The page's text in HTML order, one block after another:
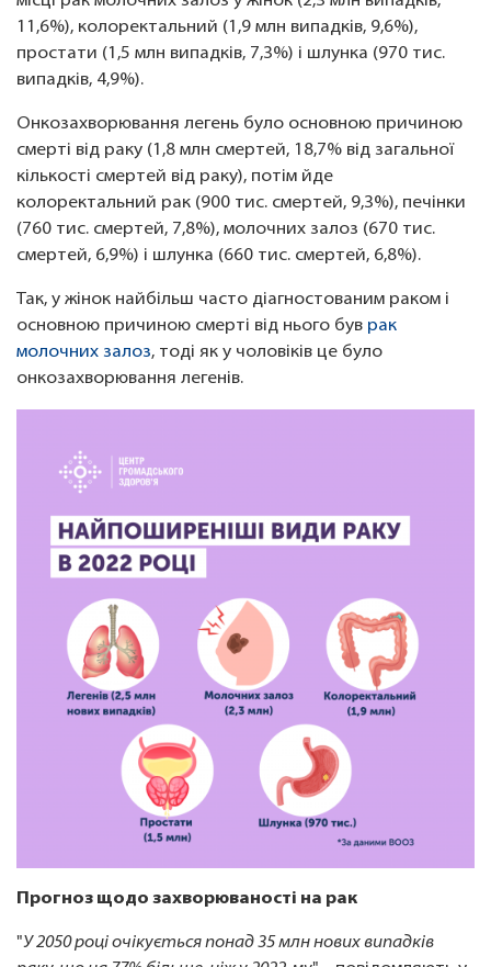
11,6%), колоректальний (1,9 млн випадків, 9,6%),
простати (1,5 млн випадків, 7,3%) і шлунка (970 тис.
випадків, 4,9%).
Онкозахворювання легень було основною причиною
смерті від раку (1,8 млн смертей, 18,7% від загальної
кількості смертей від раку), потім йде
колоректальний рак (900 тис. смертей, 9,3%), печінки
(760 тис. смертей, 7,8%), молочних залоз (670 тис.
смертей, 6,9%) і шлунка (660 тис. смертей, 6,8%).
Так, у жінок найбільш часто діагностованим раком і
основною причиною смерті від нього був рак
молочних залоз, тоді як у чоловіків це було
онкозахворювання легенів.
Прогноз щодо захворюваності на рак
"У 2050 році очікується понад 35 млн нових випадків